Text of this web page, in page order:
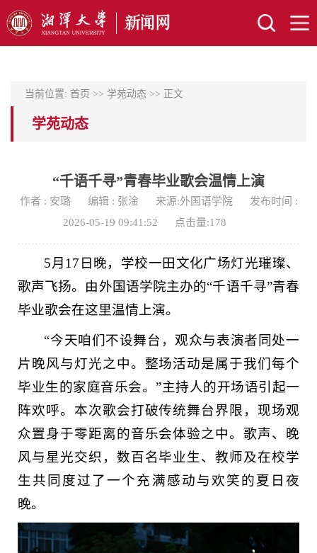
当前位置: 首页 >> 学苑动态 >> 正文
学苑动态
“千语千寻”青春毕业歌会温情上演
作者 : 安璐 编辑 : 张淦 来源:外国语学院
发布时间 :
2026-05-19 09:41:52
点击量:178
5月17日晚，学校一田文化广场灯光璀璨、
歌声飞扬。由外国语学院主办的“千语千寻”青春
毕业歌会在这里温情上演。
“今天咱们不设舞台，观众与表演者同处一
片晚风与灯光之中。整场活动是属于我们每个
毕业生的家庭音乐会。”主持人的开场语引起一
阵欢呼。本次歌会打破传统舞台界限，现场观
众置身于零距离的音乐会体验之中。歌声、晚
风与星光交织，数百名毕业生、教师及在校学
生共同度过了一个充满感动与欢笑的夏日夜
晚。